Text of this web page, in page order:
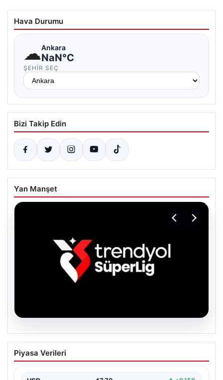
Hava Durumu
☁Ankara
NaN°C
ŞEHIR SEÇ
Bizi Takip Edin
Yan Manşet
TFF’den isim sponsorluğu açıklaması!
Trendyol Süper Lig…
Piyasa Verileri